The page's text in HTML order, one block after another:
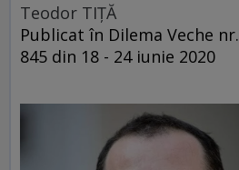
Teodor TIŢĂ
Publicat în Dilema Veche nr.
845 din 18 - 24 iunie 2020